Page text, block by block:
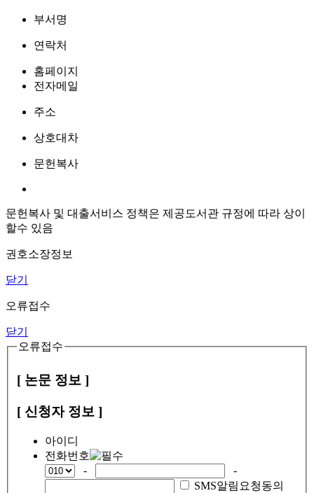
부서명
연락처
홈페이지
전자메일
주소
상호대차
문헌복사
문헌복사 및 대출서비스 정책은 제공도서관 규정에 따라 상이
할수 있음
권호소장정보
닫기
오류접수
닫기
오류접수
[ 논문 정보 ]
[ 신청자 정보 ]
아이디
전화번호
-
-
SMS알림요청동의